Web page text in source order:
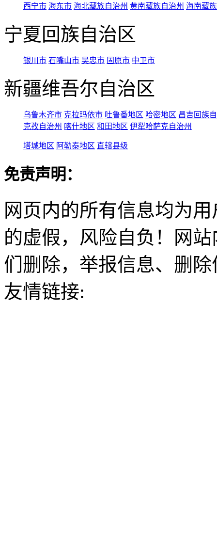
西宁市 海东市 海北藏族自治州 黄南藏族自治州 海南藏
宁夏回族自治区
银川市 石嘴山市 吴忠市 固原市 中卫市
新疆维吾尔自治区
乌鲁木齐市 克拉玛依市 吐鲁番地区 哈密地区 昌吉回族
克孜自治州 喀什地区 和田地区 伊犁哈萨克自治州
塔城地区 阿勒泰地区 直辖县级
免责声明：
网页内的所有信息均为
的虚假，风险自负！网
们删除，举报信息、删
友情链接: